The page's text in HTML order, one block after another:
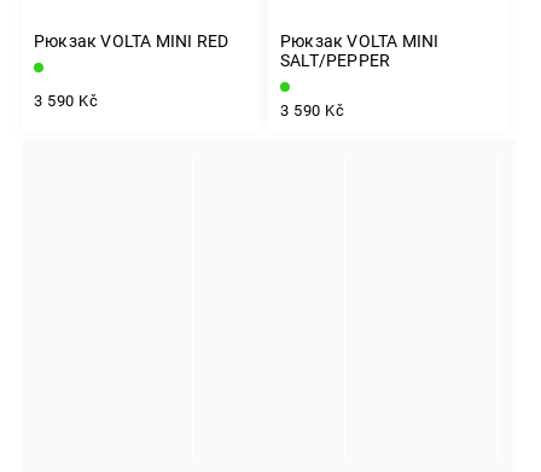
Рюкзак VOLTA MINI RED
3 590 Kč
Рюкзак VOLTA MINI
SALT/PEPPER
3 590 Kč